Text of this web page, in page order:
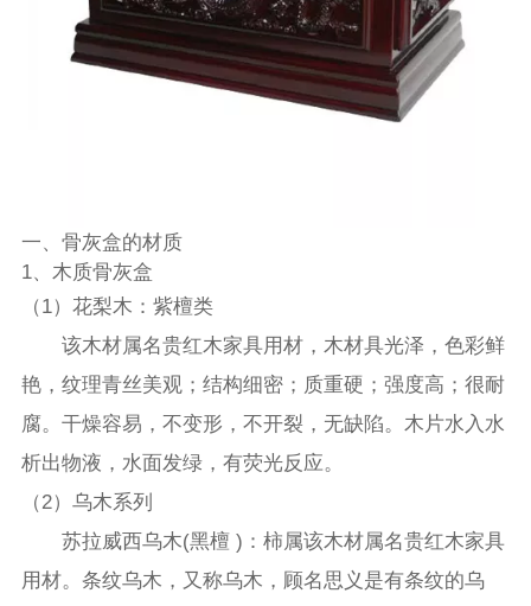
一、骨灰盒的材质
1、木质骨灰盒
（1）花梨木：紫檀类
该木材属名贵红木家具用材，木材具光泽，色彩鲜
艳，纹理青丝美观；结构细密；质重硬；强度高；很耐
腐。干燥容易，不变形，不开裂，无缺陷。木片水入水
析出物液，水面发绿，有荧光反应。
（2）乌木系列
苏拉威西乌木(黑檀 )：柿属该木材属名贵红木家具
用材。条纹乌木，又称乌木，顾名思义是有条纹的乌